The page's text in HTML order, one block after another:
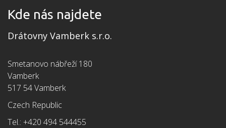
Kde nás najdete
Drátovny Vamberk s.r.o.
Smetanovo nábřeží 180
Vamberk
517 54 Vamberk
Czech Republic
Tel.: +420 494 544455